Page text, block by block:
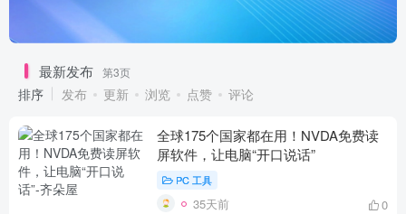
最新发布 第3页
排序 发布 更新 浏览 点赞 评论
全球175个国家都在用！NVDA免费读
屏软件，让电脑“开口说话”
PC 工具
35天前 0